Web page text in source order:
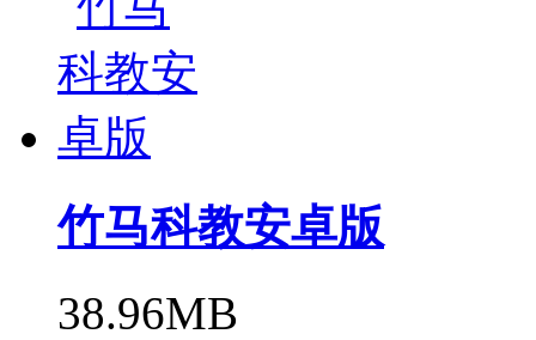
竹马科教安卓版
38.96MB